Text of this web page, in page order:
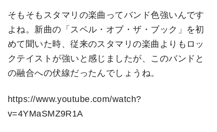
そもそもスタマリの楽曲ってバンド色強いんです
よね。新曲の「スペル・オブ・ザ・ブック」を初
めて聞いた時、従来のスタマリの楽曲よりもロッ
クテイストが強いと感じましたが、このバンドと
の融合への伏線だったんでしょうね。
https://www.youtube.com/watch?
v=4YMaSMZ9R1A